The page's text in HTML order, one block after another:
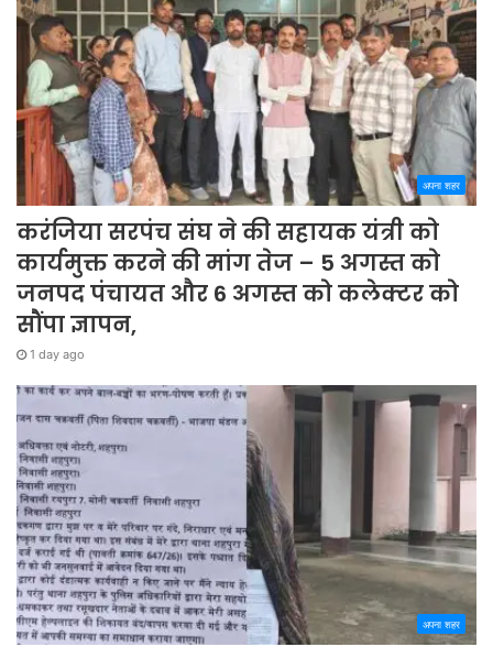
अपना शहर
करंजिया सरपंच संघ ने की सहायक यंत्री को
कार्यमुक्त करने की मांग तेज – 5 अगस्त को
जनपद पंचायत और 6 अगस्त को कलेक्टर को
सौंपा ज्ञापन,
1 day ago
अपना शहर